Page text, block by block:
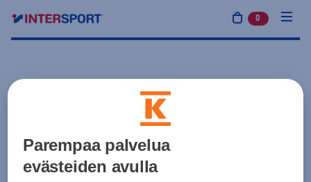
0 tuotetta
Parempaa palvelua
evästeiden avulla